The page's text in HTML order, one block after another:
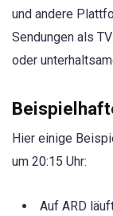
und andere
Sendungen als
oder
Hier einige
um 20:15 Uhr:
Auf ARD